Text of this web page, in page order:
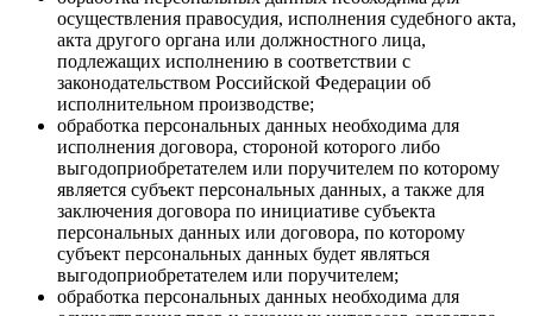
осуществления правосудия, исполнения судебного акта,
акта другого органа или должностного лица,
подлежащих исполнению в соответствии с
законодательством Российской Федерации об
исполнительном производстве;
обработка персональных данных необходима для
исполнения договора, стороной которого либо
выгодоприобретателем или поручителем по которому
является субъект персональных данных, а также для
заключения договора по инициативе субъекта
персональных данных или договора, по которому
субъект персональных данных будет являться
выгодоприобретателем или поручителем;
обработка персональных данных необходима для